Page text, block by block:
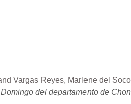
Vargas Reyes, Marlene del
del departamento de